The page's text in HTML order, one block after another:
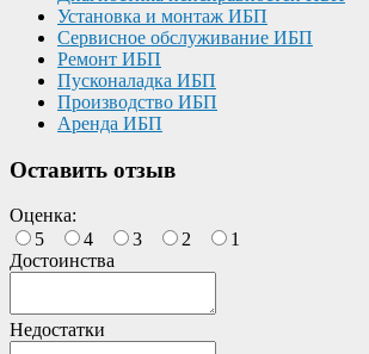
Установка и монтаж ИБП
Сервисное обслуживание ИБП
Ремонт ИБП
Пусконаладка ИБП
Производство ИБП
Аренда ИБП
Оставить отзыв
Оценка:
5
4 3 2
1
Достоинства
Недостатки